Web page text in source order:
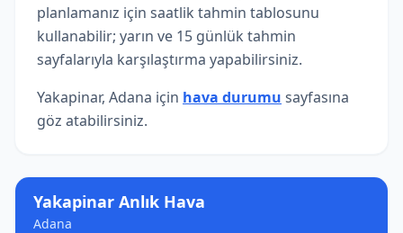
Yakapinar Anlık Hava
Adana
planlamanız için saatlik tahmin tablosunu
kullanabilir; yarın ve 15 günlük tahmin
sayfalarıyla karşılaştırma yapabilirsiniz.
Yakapinar, Adana için hava durumu sayfasına
göz atabilirsiniz.